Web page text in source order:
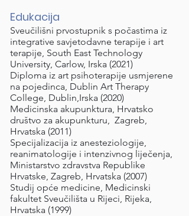
Edukacija
Sveučilišni prvostupnik s počastima iz
integrative savjetodavne terapije i art
terapije, South East Technology
University, Carlow, Irska (2021)
Diploma iz art psihoterapije usmjerene
na pojedinca, Dublin Art Therapy
College, Dublin,Irska (2020)
Medicinska akupunktura, Hrvatsko
društvo za akupunkturu, Zagreb,
Hrvatska (2011)
Specijalizacija iz anesteziologije,
reanimatologije i intenzivnog liječenja,
Ministarstvo zdravstva Republike
Hrvatske, Zagreb, Hrvatska (2007)
Studij opće medicine, Medicinski
fakultet Sveučilišta u Rijeci, Rijeka,
Hrvatska (1999)